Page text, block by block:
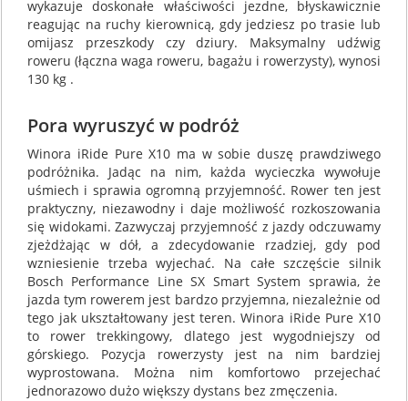
wykazuje doskonałe właściwości jezdne, błyskawicznie
reagując na ruchy kierownicą, gdy jedziesz po trasie lub
omijasz przeszkody czy dziury. Maksymalny udźwig
roweru (łączna waga roweru, bagażu i rowerzysty), wynosi
130 kg .
Pora wyruszyć w podróż
Winora iRide Pure X10 ma w sobie duszę prawdziwego
podróżnika. Jadąc na nim, każda wycieczka wywołuje
uśmiech i sprawia ogromną przyjemność. Rower ten jest
praktyczny, niezawodny i daje możliwość rozkoszowania
się widokami. Zazwyczaj przyjemność z jazdy odczuwamy
zjeżdżając w dół, a zdecydowanie rzadziej, gdy pod
wzniesienie trzeba wyjechać. Na całe szczęście silnik
Bosch Performance Line SX Smart System sprawia, że
jazda tym rowerem jest bardzo przyjemna, niezależnie od
tego jak ukształtowany jest teren. Winora iRide Pure X10
to rower trekkingowy, dlatego jest wygodniejszy od
górskiego. Pozycja rowerzysty jest na nim bardziej
wyprostowana. Można nim komfortowo przejechać
jednorazowo dużo większy dystans bez zmęczenia.